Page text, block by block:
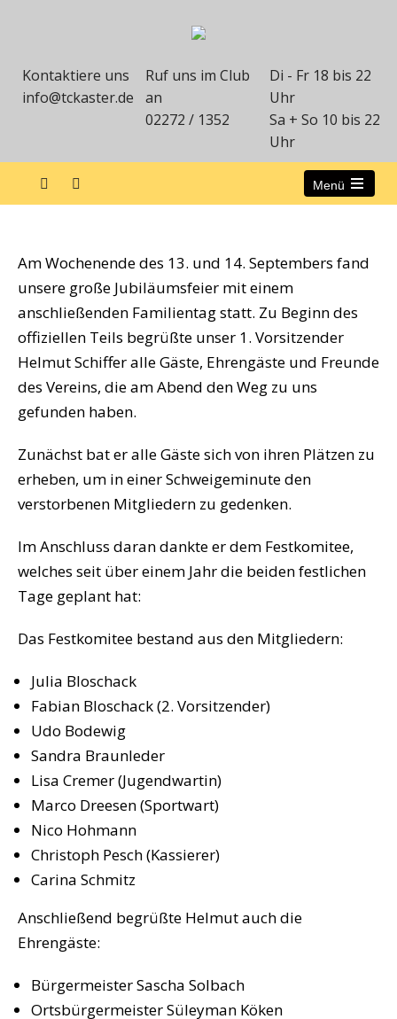
Kontaktiere uns
info@tckaster.de
Ruf uns im Club
an
02272 / 1352
Di - Fr 18 bis 22
Uhr
Sa + So 10 bis 22
Uhr
Menü
Am Wochenende des 13. und 14. Septembers fand
unsere große Jubiläumsfeier mit einem
anschließenden Familientag statt. Zu Beginn des
offiziellen Teils begrüßte unser 1. Vorsitzender
Helmut Schiffer alle Gäste, Ehrengäste und Freunde
des Vereins, die am Abend den Weg zu uns
gefunden haben.
Zunächst bat er alle Gäste sich von ihren Plätzen zu
erheben, um in einer Schweigeminute den
verstorbenen Mitgliedern zu gedenken.
Im Anschluss daran dankte er dem Festkomitee,
welches seit über einem Jahr die beiden festlichen
Tage geplant hat:
Das Festkomitee bestand aus den Mitgliedern:
Julia Bloschack
Fabian Bloschack (2. Vorsitzender)
Udo Bodewig
Sandra Braunleder
Lisa Cremer (Jugendwartin)
Marco Dreesen (Sportwart)
Nico Hohmann
Christoph Pesch (Kassierer)
Carina Schmitz
Anschließend begrüßte Helmut auch die
Ehrengäste:
Bürgermeister Sascha Solbach
Ortsbürgermeister Süleyman Köken